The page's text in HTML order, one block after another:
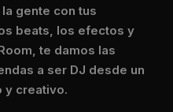
gente con tus
beats, los efectos y
te damos las
a ser DJ desde un
y creativo.